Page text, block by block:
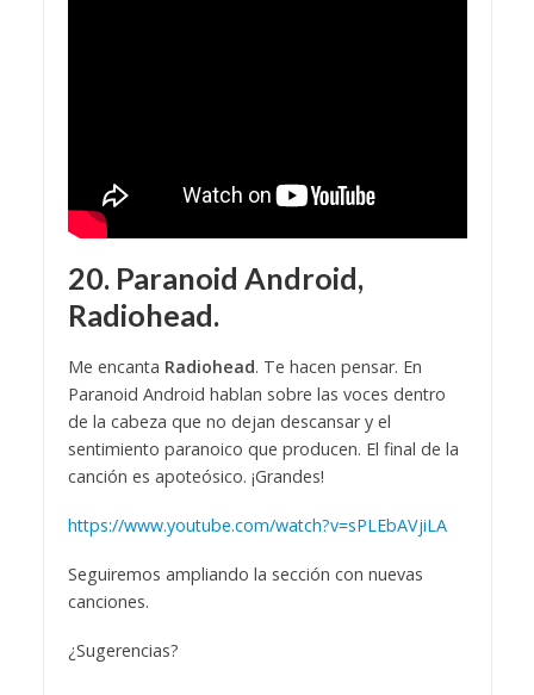
20. Paranoid Android,
Radiohead.
Me encanta Radiohead. Te hacen pensar. En
Paranoid Android hablan sobre las voces dentro
de la cabeza que no dejan descansar y el
sentimiento paranoico que producen. El final de la
canción es apoteósico. ¡Grandes!
https://www.youtube.com/watch?v=sPLEbAVjiLA
Seguiremos ampliando la sección con nuevas
canciones.
¿Sugerencias?